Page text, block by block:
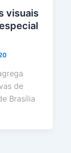
visuais
de
Brasília